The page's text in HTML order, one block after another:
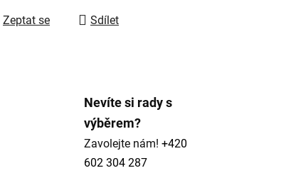
Zeptat se Sdílet
Nevíte si rady s
výběrem?
Zavolejte nám! +420
602 304 287